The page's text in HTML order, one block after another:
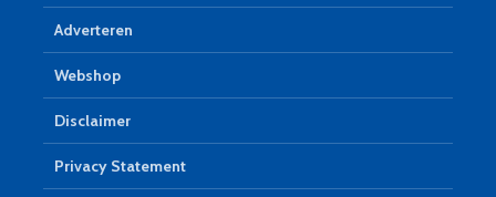
Adverteren
Webshop
Disclaimer
Privacy Statement